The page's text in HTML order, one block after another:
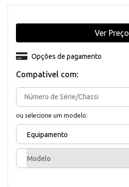
Compativel com:
ou selecione um modelo:
Equipamento
Modelo
Opções de pagamento
Ver Preço